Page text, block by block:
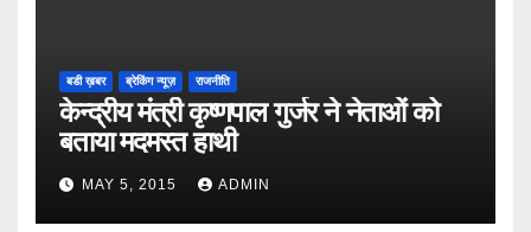
बडी ख़बर ब्रेकिंग न्यूज़ राजनीति
केन्द्रीय मंत्री कृष्णपाल गुर्जर ने नेताओं को
बताया मदमस्त हाथी
MAY 5, 2015 ADMIN